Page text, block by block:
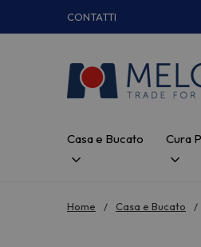
CONTATTI
Casa e Bucato Cura
Home Casa e Bucato